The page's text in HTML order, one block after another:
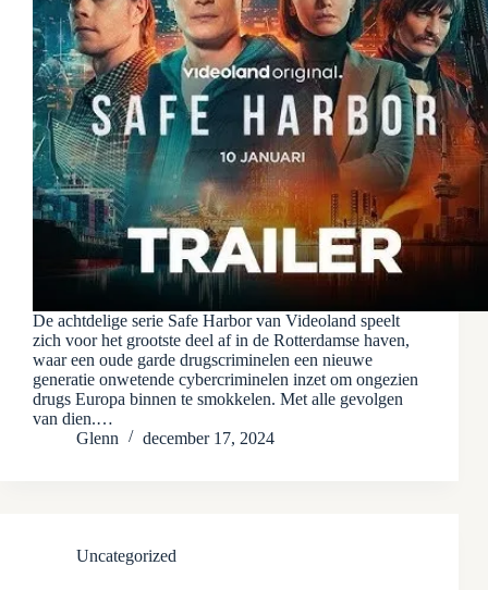
De achtdelige serie Safe Harbor van Videoland speelt
zich voor het grootste deel af in de Rotterdamse haven,
waar een oude garde drugscriminelen een nieuwe
generatie onwetende cybercriminelen inzet om ongezien
drugs Europa binnen te smokkelen. Met alle gevolgen
van dien.…
Glenn
december 17, 2024
Uncategorized